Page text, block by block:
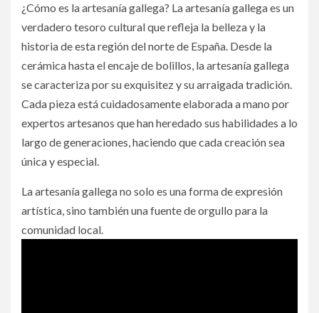
¿Cómo es la artesanía gallega? La artesanía gallega es un
verdadero tesoro cultural que refleja la belleza y la
historia de esta región del norte de España. Desde la
cerámica hasta el encaje de bolillos, la artesanía gallega
se caracteriza por su exquisitez y su arraigada tradición.
Cada pieza está cuidadosamente elaborada a mano por
expertos artesanos que han heredado sus habilidades a lo
largo de generaciones, haciendo que cada creación sea
única y especial.
La artesanía gallega no solo es una forma de expresión
artística, sino también una fuente de orgullo para la
comunidad local.